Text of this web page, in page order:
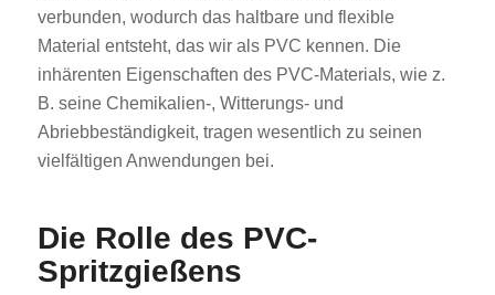
verbunden, wodurch das haltbare und flexible
Material entsteht, das wir als PVC kennen. Die
inhärenten Eigenschaften des PVC-Materials, wie z.
B. seine Chemikalien-, Witterungs- und
Abriebbeständigkeit, tragen wesentlich zu seinen
vielfältigen Anwendungen bei.
Die Rolle des PVC-
Spritzgießens